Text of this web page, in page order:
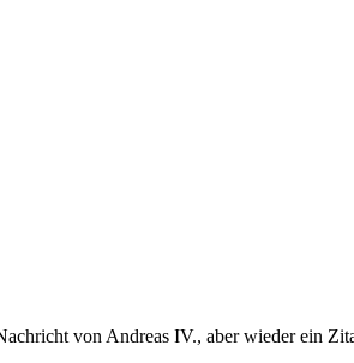
von Andreas IV., aber wieder ein